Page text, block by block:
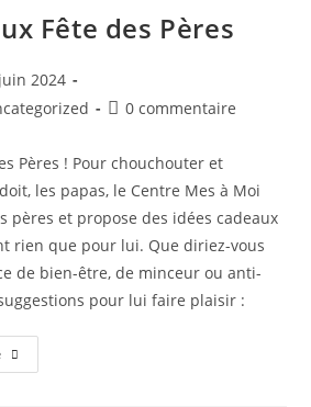
Fête des Pères
2024
0 commentaire
Pères ! Pour chouchouter et
les papas, le Centre Mes à Moi
pères et propose des idées cadeaux
rien que pour lui. Que diriez-vous
de bien-être, de minceur ou anti-
pour lui faire plaisir :